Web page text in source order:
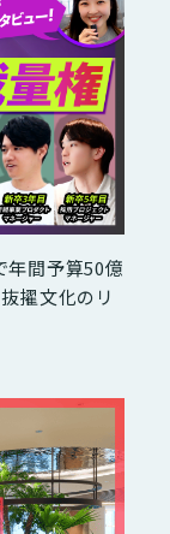
年間予算50億
擢文化のリ